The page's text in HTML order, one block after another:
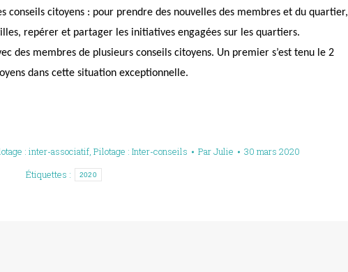
conseils citoyens : pour prendre des nouvelles des membres et du quartier,
repérer et partager les initiatives engagées sur les quartiers.
des membres de plusieurs conseils citoyens. Un premier s’est tenu le 2
dans cette situation exceptionnelle.
: inter-associatif, Pilotage : Inter-conseils ParJulie
30 mars 2020
Étiquettes :
2020